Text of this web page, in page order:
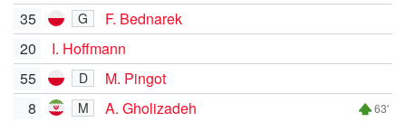
35 G
F. Bednarek
20
I. Hoffmann
55
D
M. Pingot
8
M A. Gholizadeh 63'